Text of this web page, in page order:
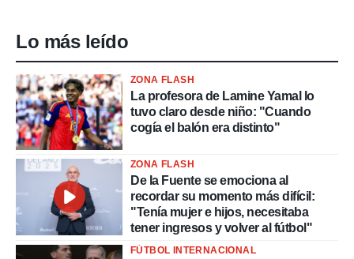
Lo más leído
ZONA FLASH
La profesora de Lamine Yamal lo
tuvo claro desde niño: "Cuando
cogía el balón era distinto"
ZONA FLASH
De la Fuente se emociona al
recordar su momento más difícil:
"Tenía mujer e hijos, necesitaba
tener ingresos y volver al fútbol"
FÚTBOL INTERNACIONAL